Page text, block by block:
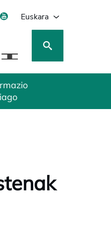
new tab
in a new tab
opens in a new tab
Euskara